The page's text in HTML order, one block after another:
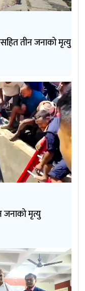
तीन जनाको मृत्यु
जनाको मृत्यु